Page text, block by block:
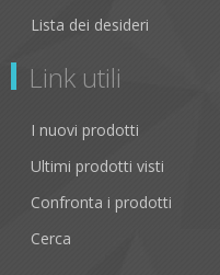
Lista dei desideri
Link utili
I nuovi prodotti
Ultimi prodotti visti
Confronta i prodotti
Cerca